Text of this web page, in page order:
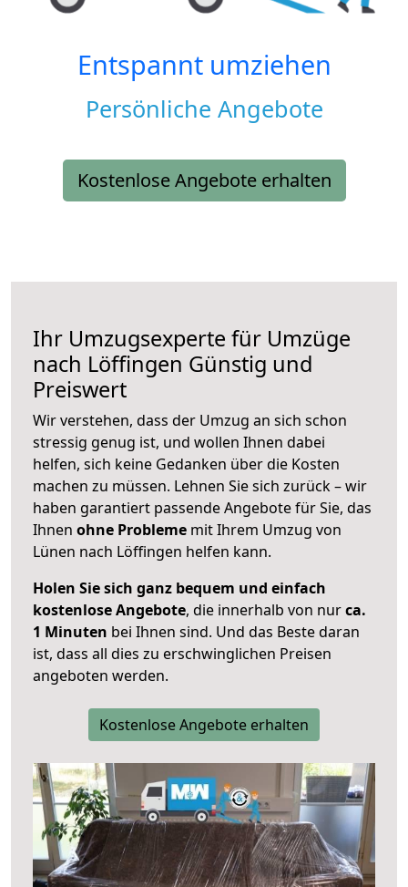
Entspannt umziehen
Persönliche Angebote
Kostenlose Angebote erhalten
Ihr Umzugsexperte für Umzüge
nach Löffingen Günstig und
Preiswert
Wir verstehen, dass der Umzug an sich schon
stressig genug ist, und wollen Ihnen dabei
helfen, sich keine Gedanken über die Kosten
machen zu müssen. Lehnen Sie sich zurück – wir
haben garantiert passende Angebote für Sie, das
Ihnen ohne Probleme mit Ihrem Umzug von
Lünen nach Löffingen helfen kann.
Holen Sie sich ganz bequem und einfach
kostenlose Angebote, die innerhalb von nurca.
1 Minuten bei Ihnen sind. Und das Beste daran
ist, dass all dies zu erschwinglichen Preisen
angeboten werden.
Kostenlose Angebote erhalten